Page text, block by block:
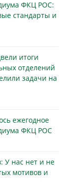
ФКЦ РОС:
стандарты и
итоги
отделений
задачи на
ежегодное
ФКЦ РОС
У нас нет и не
мотивов и